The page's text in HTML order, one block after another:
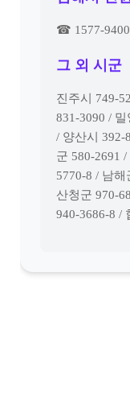
☎ 1577-9400
그 외 시군
진주시 749-
831-3090 /
/ 양산시 392-
군 580-2691
5770-8 / 남해
산청군 970-
940-3686-8 /